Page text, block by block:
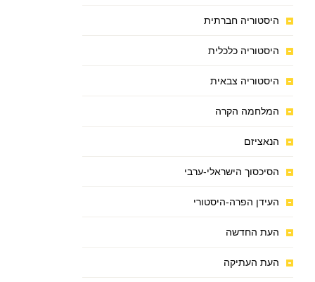
היסטוריה חברתית
היסטוריה כלכלית
היסטוריה צבאית
המלחמה הקרה
הנאציזם
הסיכסוך הישראלי-ערבי
העידן הפרה-היסטורי
העת החדשה
העת העתיקה